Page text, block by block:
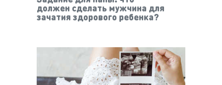
должен сделать мужчина для
зачатия здорового ребенка?